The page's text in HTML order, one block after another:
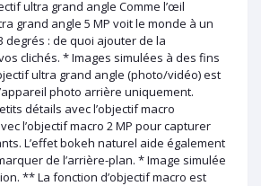
ultra grand angle Comme l’œil
grand angle 5 MP voit le monde à un
degrés : de quoi ajouter de la
clichés. * Images simulées à des fins
ultra grand angle (photo/vidéo) est
photo arrière uniquement.
détails avec l’objectif macro
l’objectif macro 2 MP pour capturer
L’effet bokeh naturel aide également
de l’arrière-plan. * Image simulée
** La fonction d’objectif macro est